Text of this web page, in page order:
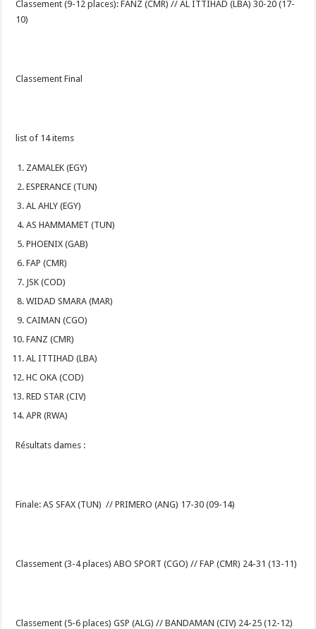
Classement (9-12 places): FANZ (CMR) // AL ITTIHAD (LBA) 30-20 (17-
10)
Classement Final
list of 14 items
ZAMALEK (EGY)
ESPERANCE (TUN)
AL AHLY (EGY)
AS HAMMAMET (TUN)
PHOENIX (GAB)
FAP (CMR)
JSK (COD)
WIDAD SMARA (MAR)
CAIMAN (CGO)
FANZ (CMR)
AL ITTIHAD (LBA)
HC OKA (COD)
RED STAR (CIV)
APR (RWA)
Résultats dames :
Finale: AS SFAX (TUN) // PRIMERO (ANG) 17-30 (09-14)
Classement (3-4 places) ABO SPORT (CGO) // FAP (CMR) 24-31 (13-11)
Classement (5-6 places) GSP (ALG) // BANDAMAN (CIV) 24-25 (12-12)